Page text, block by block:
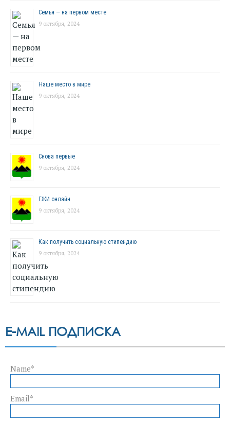
Семья — на первом месте
9 октября, 2024
Наше место в мире
9 октября, 2024
Снова первые
9 октября, 2024
ГЖИ онлайн
9 октября, 2024
Как получить социальную стипендию
9 октября, 2024
E-MAIL ПОДПИСКА
Name*
Email*